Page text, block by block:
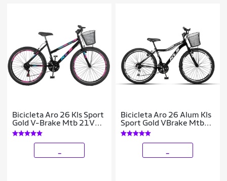
Bicicleta Aro 26 Kls Sport
Gold V-Brake Mtb 21V
Feminina
Bicicleta Aro 26 Alum Kls
Sport Gold VBrake Mtb
21V Feminina